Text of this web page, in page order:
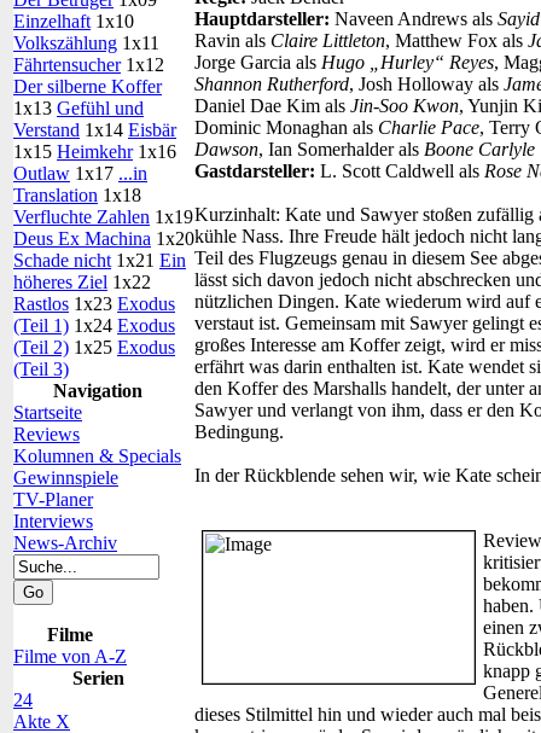
Einzelhaft 1x10
Volkszählung 1x11
Fährtensucher1x12
Der silberne Koffer
1x13 Gefühl und
Verstand 1x14 Eisbär
1x15 Heimkehr1x16
Outlaw 1x17 ...in
Translation 1x18
Verfluchte Zahlen 1x19
Deus Ex Machina 1x20
Schade nicht 1x21 Ein
höheres Ziel 1x22
Rastlos 1x23 Exodus
(Teil 1) 1x24 Exodus
(Teil 2) 1x25 Exodus
(Teil 3)
Navigation
Startseite
Reviews
Kolumnen & Specials
Gewinnspiele
TV-Planer
Interviews
News-Archiv
Filme
Filme von A-Z
Serien
24
Akte X
Hauptdarsteller: Naveen Andrews als
Ravin als Claire Littleton, Matthew Fox als
Jorge Garcia als Hugo „Hurley“ Reyes,
Shannon Rutherford, Josh Holloway als
Daniel Dae Kim als Jin-Soo Kwon, Yunjin
Dominic Monaghan als Charlie Pace, Terry
Dawson, Ian Somerhalder als Boone Carlyle
Gastdarsteller: L. Scott Caldwell als Rose
Kurzinhalt: Kate und Sawyer stoßen zufällig
kühle Nass. Ihre Freude hält jedoch nicht
Teil des Flugzeugs genau in diesem See
lässt sich davon jedoch nicht abschrecken
nützlichen Dingen. Kate wiederum wird auf
verstaut ist. Gemeinsam mit Sawyer gelingt
großes Interesse am Koffer zeigt, wird er
erfährt was darin enthalten ist. Kate wendet
den Koffer des Marshalls handelt, der unter
Sawyer und verlangt von ihm, dass er den
Bedingung.
In der Rückblende sehen wir, wie Kate
haben.
einen
knapp
dieses Stilmittel hin und wieder auch mal